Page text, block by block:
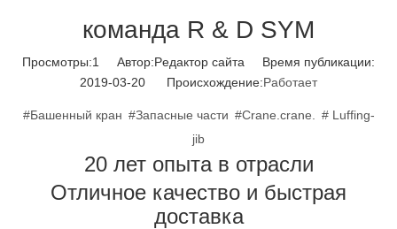
команда R & D SYM
Просмотры:1
Автор:Pедактор сайта Время публикации:
2019-03-20 Происхождение:Работает
#Башенный кран #Запасные части #Crane.crane.
# Luffing-
jib
20 лет опыта в отрасли
Отличное качество и быстрая
доставка